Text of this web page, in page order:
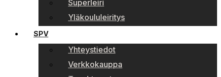
Superleiri
Yläkoululeiritys
SPV
Yhteystiedot
Verkkokauppa